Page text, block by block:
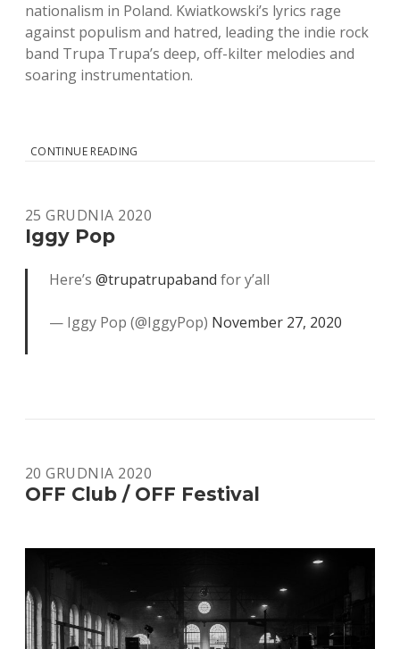
nationalism in Poland. Kwiatkowski’s lyrics rage
against populism and hatred, leading the indie rock
band Trupa Trupa’s deep, off-kilter melodies and
soaring instrumentation.
CONTINUE READING
THE
25 GRUDNIA 2020
Iggy Pop
Here’s @trupatrupaband for y’all
— Iggy Pop (@IggyPop) November 27, 2020
20 GRUDNIA 2020
OFF Club / OFF Festival